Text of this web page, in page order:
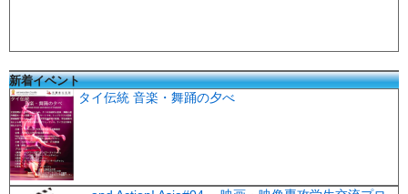
新着イベント
タイ伝統 音楽・舞踊の夕べ